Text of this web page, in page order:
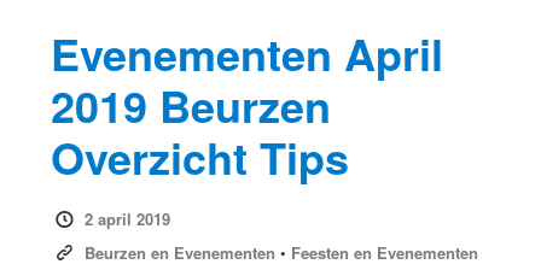
Evenementen April
2019 Beurzen
Overzicht Tips
2 april 2019
Beurzen en Evenementen • Feesten en Evenementen